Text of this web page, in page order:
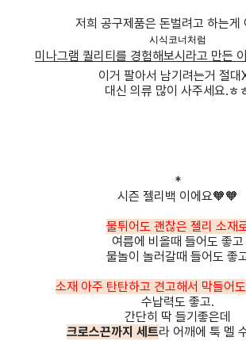
저희 공구제품은 돈벌려고 하는게
시식코너처럼
미나그램 퀄리티를 경험해보시라고 만든
이거 팔아서 남기려는거 절대
대신 의류 많이 사주세요.ㅎ
*
시즌 젤리백 이에요🧡🧡
물튀어도 괜찮은 젤리 소재
여름에 비올때 들어도 좋고
물놀이 놀러갈때 들어도 좋
소재 아주 탄탄하고 견고해서 막들어
수납력도 좋고.
간단히 딱 들기좋은데
크로스끈까지 세트라 어깨에 툭 멜